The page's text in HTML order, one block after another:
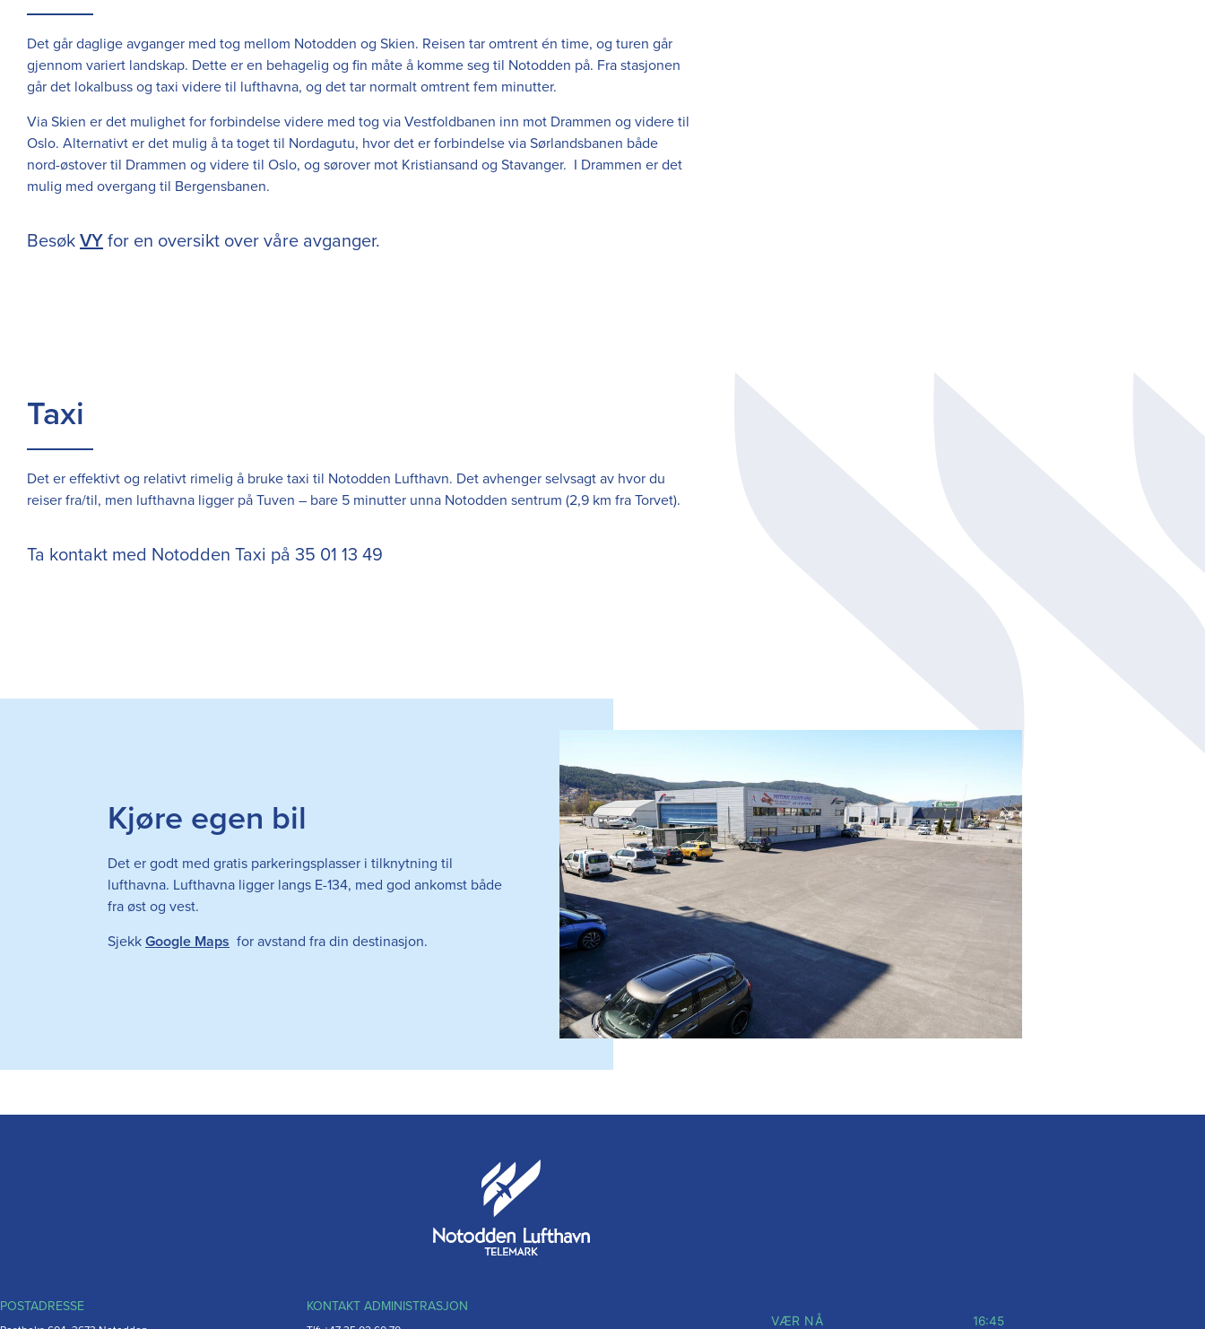
Det går daglige avganger med tog mellom Notodden og Skien. Reisen tar omtrent én time, og turen går
gjennom variert landskap. Dette er en behagelig og fin måte å komme seg til Notodden på. Fra stasjonen
går det lokalbuss og taxi videre til lufthavna, og det tar normalt omtrent fem minutter.
Via Skien er det mulighet for forbindelse videre med tog via Vestfoldbanen inn mot Drammen og videre til
Oslo. Alternativt er det mulig å ta toget til Nordagutu, hvor det er forbindelse via Sørlandsbanen både
nord-østover til Drammen og videre til Oslo, og sørover mot Kristiansand og Stavanger. I Drammen er det
mulig med overgang til Bergensbanen.
Besøk VY for en oversikt over våre avganger.
Taxi
Det er effektivt og relativt rimelig å bruke taxi til Notodden Lufthavn. Det avhenger selvsagt av hvor du
reiser fra/til, men lufthavna ligger på Tuven – bare 5 minutter unna Notodden sentrum (2,9 km fra Torvet).
Ta kontakt med Notodden Taxi på 35 01 13 49
Kjøre egen bil
Det er godt med gratis parkeringsplasser i tilknytning til
lufthavna. Lufthavna ligger langs E-134, med god ankomst både
fra øst og vest.
Sjekk Google Maps for avstand fra din destinasjon.
POSTADRESSE KONTAKT ADMINISTRASJON
VÆR NÅ 16:45